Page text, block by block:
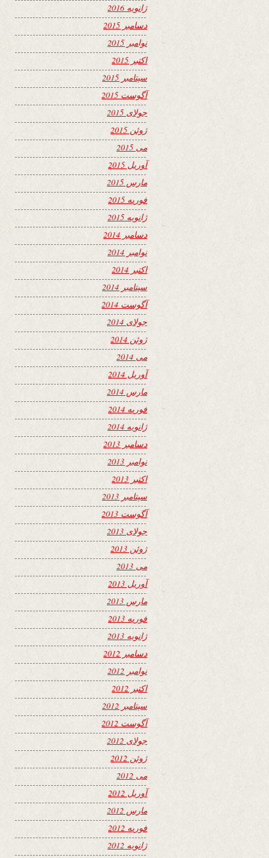
ژانویه 2016
دسامبر 2015
نوامبر 2015
اکتبر 2015
سپتامبر 2015
آگوست 2015
جولای 2015
ژوئن 2015
می 2015
آوریل 2015
مارس 2015
فوریه 2015
ژانویه 2015
دسامبر 2014
نوامبر 2014
اکتبر 2014
سپتامبر 2014
آگوست 2014
جولای 2014
ژوئن 2014
می 2014
آوریل 2014
مارس 2014
فوریه 2014
ژانویه 2014
دسامبر 2013
نوامبر 2013
اکتبر 2013
سپتامبر 2013
آگوست 2013
جولای 2013
ژوئن 2013
می 2013
آوریل 2013
مارس 2013
فوریه 2013
ژانویه 2013
دسامبر 2012
نوامبر 2012
اکتبر 2012
سپتامبر 2012
آگوست 2012
جولای 2012
ژوئن 2012
می 2012
آوریل 2012
مارس 2012
فوریه 2012
ژانویه 2012